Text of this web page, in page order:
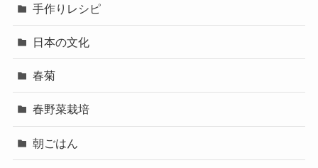
手作りレシピ
日本の文化
春菊
春野菜栽培
朝ごはん